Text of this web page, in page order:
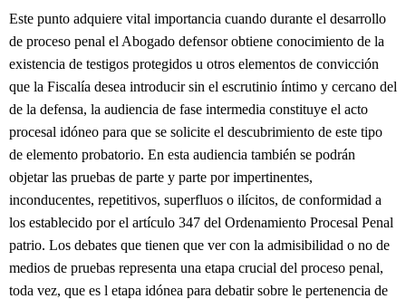
Este punto adquiere vital importancia cuando durante el desarrollo
de proceso penal el Abogado defensor obtiene conocimiento de la
existencia de testigos protegidos u otros elementos de convicción
que la Fiscalía desea introducir sin el escrutinio íntimo y cercano del
de la defensa, la audiencia de fase intermedia constituye el acto
procesal idóneo para que se solicite el descubrimiento de este tipo
de elemento probatorio. En esta audiencia también se podrán
objetar las pruebas de parte y parte por impertinentes,
inconducentes, repetitivos, superfluos o ilícitos, de conformidad a
los establecido por el artículo 347 del Ordenamiento Procesal Penal
patrio. Los debates que tienen que ver con la admisibilidad o no de
medios de pruebas representa una etapa crucial del proceso penal,
toda vez, que es l etapa idónea para debatir sobre le pertenencia de